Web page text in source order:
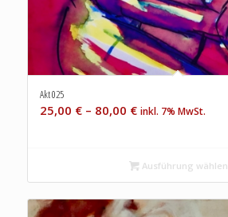
Akt 025
25,00 €– 80,00 € inkl. 7% MwSt.
Ausführung wählen